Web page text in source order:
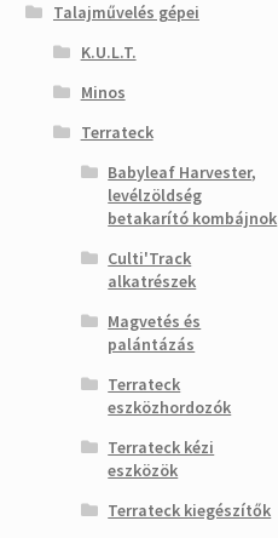
Talajművelés gépei
K.U.L.T.
Minos
Terrateck
Babyleaf Harvester,
levélzöldség
betakarító kombájnok
Culti'Track
alkatrészek
Magvetés és
palántázás
Terrateck
eszközhordozók
Terrateck kézi
eszközök
Terrateck kiegészítők